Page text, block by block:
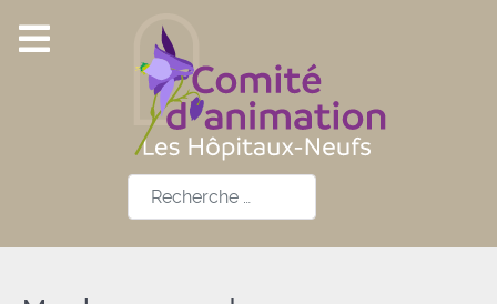
Rechercher